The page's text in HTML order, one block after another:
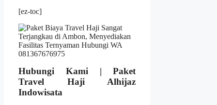
[ez-toc]
Hubungi Kami | Paket
Travel Haji Alhijaz
Indowisata